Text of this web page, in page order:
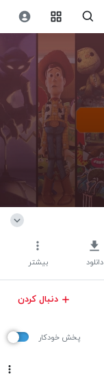
دانلود بیشتر
دنبال کردن
پخش خودکار